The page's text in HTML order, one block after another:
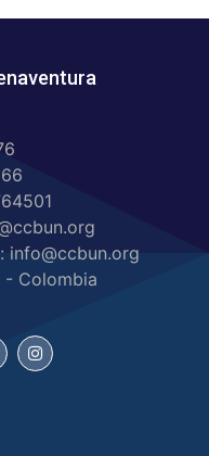
info@ccbun.org
- Colombia